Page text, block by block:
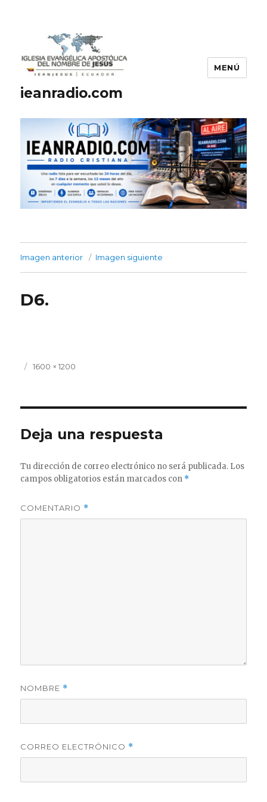
ieanradio.com
MENÚ
Imagen anterior Imagen siguiente
D6.
Publicado
Tamaño
1600 × 1200
Deja una respuesta
Tu dirección de correo electrónico no será publicada. Los
campos obligatorios están marcados con *
COMENTARIO *
NOMBRE *
CORREO ELECTRÓNICO *